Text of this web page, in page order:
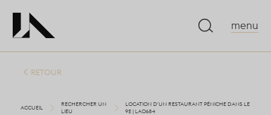
menu
RETOUR
ACCUEIL
RECHERCHER UN
LIEU
LOCATION D'UN RESTAURANT PÉNICHE DANS LE
92 | LA0684